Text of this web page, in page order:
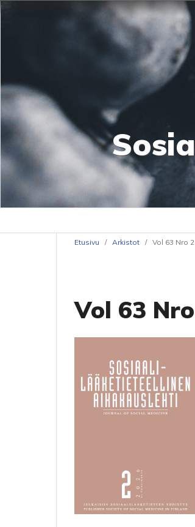
Etusivu / Arkistot / Vol 63 Nro
Vol 63